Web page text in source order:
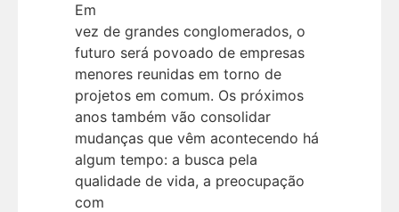
Em
vez de grandes conglomerados, o
futuro será povoado de empresas
menores reunidas em torno de
projetos em comum. Os próximos
anos também vão consolidar
mudanças que vêm acontecendo há
algum tempo: a busca pela
qualidade de vida, a preocupação
com